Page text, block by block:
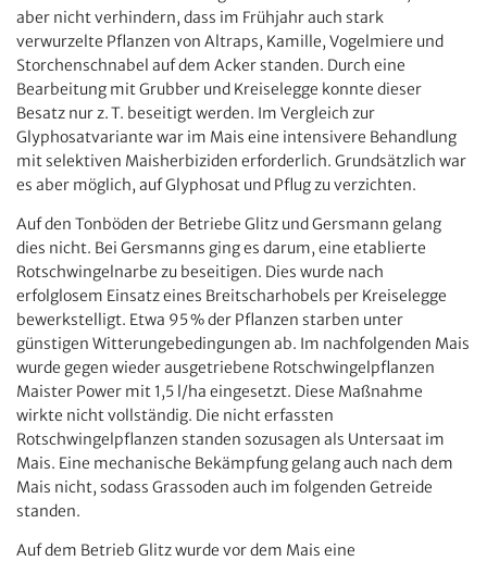
aber nicht verhindern, dass im Frühjahr auch stark
verwurzelte Pflanzen von Altraps, Kamille, Vogelmiere und
Storchenschnabel auf dem Acker standen. Durch eine
Bearbeitung mit Grubber und Kreiselegge konnte dieser
Besatz nur z. T. beseitigt werden. Im Vergleich zur
Glyphosatvariante war im Mais eine intensivere Behandlung
mit selektiven Maisherbiziden erforderlich. Grundsätzlich war
es aber möglich, auf Glyphosat und Pflug zu verzichten.
Auf den Tonböden der Betriebe Glitz und Gersmann gelang
dies nicht. Bei Gersmanns ging es darum, eine etablierte
Rotschwingelnarbe zu beseitigen. Dies wurde nach
erfolglosem Einsatz eines Breitscharhobels per Kreiselegge
bewerkstelligt. Etwa 95 % der Pflanzen starben unter
günstigen Witterungebedingungen ab. Im nachfolgenden Mais
wurde gegen wieder ausgetriebene Rotschwingelpflanzen
Maister Power mit 1,5 l/ha eingesetzt. Diese Maßnahme
wirkte nicht vollständig. Die nicht erfassten
Rotschwingelpflanzen standen sozusagen als Untersaat im
Mais. Eine mechanische Bekämpfung gelang auch nach dem
Mais nicht, sodass Grassoden auch im folgenden Getreide
standen.
Auf dem Betrieb Glitz wurde vor dem Mais eine